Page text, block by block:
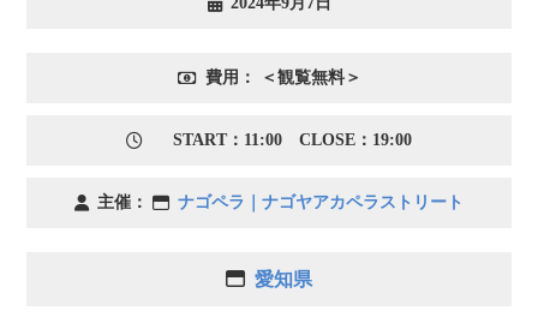
費用： ＜観覧無料＞
START：11:00 CLOSE：19:00
主催： ナゴペラ｜ナゴヤアカペラストリート
愛知県